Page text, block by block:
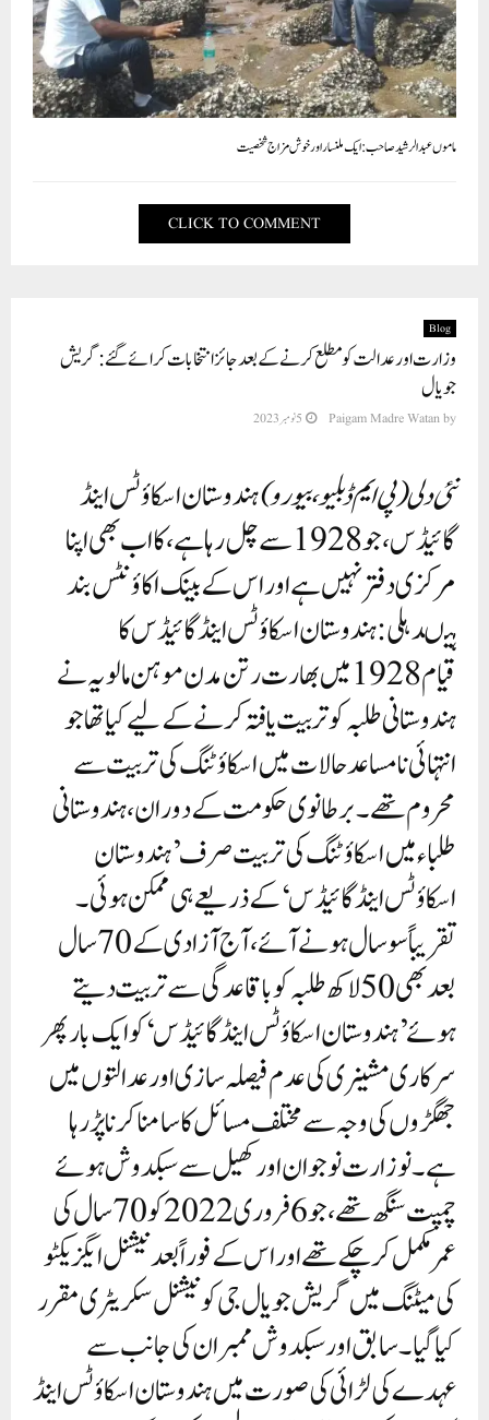
ماموں عبد الرشید صاحب: ایک ملنسار اور خوش مزاج شخصیت
CLICK TO COMMENT
Blog
وزارت اور عدالت کو مطلع کرنے کے بعد جائز انتخابات کرائے گئے : گریش
جويال
by
Paigam Madre Watan 5 نومبر 2023
نئی دلی (پی ایم ڈبلیو، بیورو)ہندوستان اسکاؤٹس اینڈ
گائیڈس، جو 1928 سے چل رہا ہے، کا اب بھی اپنا
مرکزی دفتر نہیں ہے اور اس کے بینک اکاؤنٹس بند
ہیںدہلی: ہندوستان اسکاؤٹس اینڈ گائیڈس کا
قیام 1928 میں بھارت رتن مدن موہن مالویہ نے
ہندوستانی طلبہ کو تربیت یافتہ کرنے کے لیے کیا تھا جو
انتہائی نامساعد حالات میں اسکاؤٹنگ کی تربیت سے
محروم تھے۔ برطانوی حکومت کے دوران، ہندوستانی
طلباء میں اسکاؤٹنگ کی تربیت صرف ’ہندوستان
اسکاؤٹس اینڈ گائیڈس‘ کے ذریعے ہی ممکن ہوئی۔
تقریباً سو سال ہونے آئے، آج آزادی کے 70 سال
بعد بھی 50 لاکھ طلبہ کو باقاعدگی سے تربیت دیتے
ہوئے ’ہندوستان اسکاؤٹس اینڈ گائیڈس‘ کو ایک بار پھر
سرکاری مشینری کی عدم فیصلہ سازی اور عدالتوں میں
جھگڑوں کی وجہ سے مختلف مسائل کا سامنا کرنا پڑ رہا
ہے۔ نوزارت نوجوان اور کھیل سے سبکدوش ہوئے
چمپت سنگھ تھے، جو 6 فروری 2022 کو 70 سال کی
عمر مکمل کر چکے تھے اور اس کے فوراً بعد نیشنل ایگزیکٹو
کی میٹنگ میں گریش جويال جی کو نیشنل سکریٹری مقرر
کیا گیا۔ سابق اور سبکدوش ممبران کی جانب سے
عہدے کی لڑائی کی صورت میں ہندوستان اسکاؤٹس اینڈ